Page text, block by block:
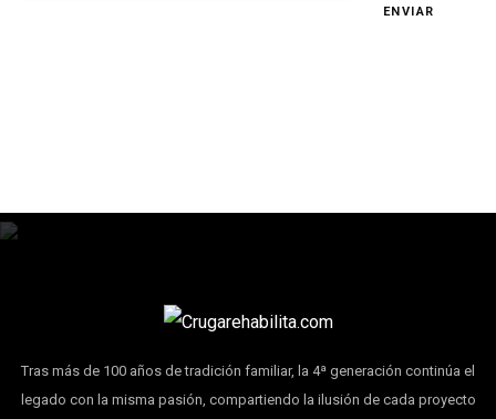
ENVIAR
Tras más de 100 años de tradición familiar, la 4ª generación continúa el
legado con la misma pasión, compartiendo la ilusión de cada proyecto